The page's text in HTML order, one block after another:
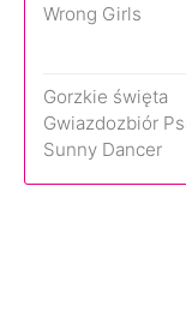
Wrong Girls
Gorzkie święta
Gwiazdozbiór
Sunny Dancer